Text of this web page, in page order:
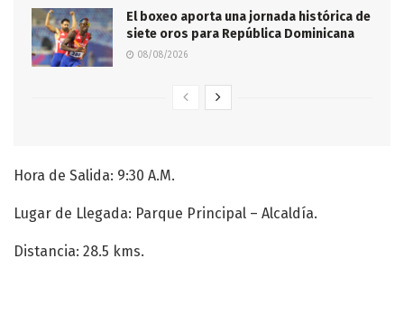
El boxeo aporta una jornada histórica de
siete oros para República Dominicana
08/08/2026
Hora de Salida: 9:30 A.M.
Lugar de Llegada: Parque Principal – Alcaldía.
Distancia: 28.5 kms.